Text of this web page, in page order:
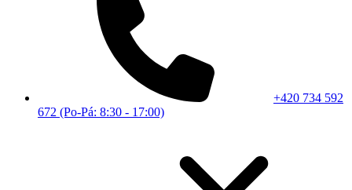
+420 734 592
672 (Po-Pá: 8:30 - 17:00)